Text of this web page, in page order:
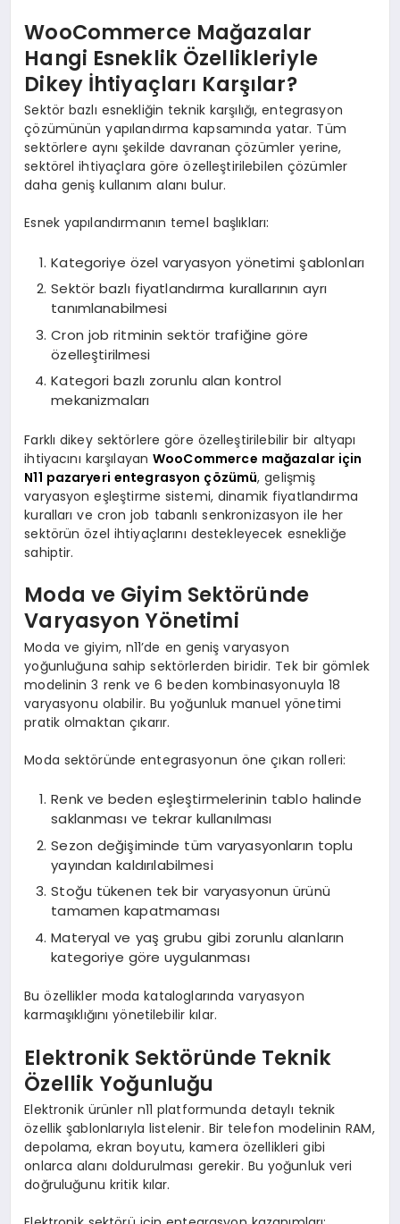
WooCommerce Mağazalar
Hangi Esneklik Özellikleriyle
Dikey İhtiyaçları Karşılar?
Sektör bazlı esnekliğin teknik karşılığı, entegrasyon
çözümünün yapılandırma kapsamında yatar. Tüm
sektörlere aynı şekilde davranan çözümler yerine,
sektörel ihtiyaçlara göre özelleştirilebilen çözümler
daha geniş kullanım alanı bulur.
Esnek yapılandırmanın temel başlıkları:
Kategoriye özel varyasyon yönetimi şablonları
Sektör bazlı fiyatlandırma kurallarının ayrı
tanımlanabilmesi
Cron job ritminin sektör trafiğine göre
özelleştirilmesi
Kategori bazlı zorunlu alan kontrol
mekanizmaları
Farklı dikey sektörlere göre özelleştirilebilir bir altyapı
ihtiyacını karşılayanWooCommerce mağazalar için
N11 pazaryeri entegrasyon çözümü, gelişmiş
varyasyon eşleştirme sistemi, dinamik fiyatlandırma
kuralları ve cron job tabanlı senkronizasyon ile her
sektörün özel ihtiyaçlarını destekleyecek esnekliğe
sahiptir.
Moda ve Giyim Sektöründe
Varyasyon Yönetimi
Moda ve giyim, n11’de en geniş varyasyon
yoğunluğuna sahip sektörlerden biridir. Tek bir gömlek
modelinin 3 renk ve 6 beden kombinasyonuyla 18
varyasyonu olabilir. Bu yoğunluk manuel yönetimi
pratik olmaktan çıkarır.
Moda sektöründe entegrasyonun öne çıkan rolleri:
Renk ve beden eşleştirmelerinin tablo halinde
saklanması ve tekrar kullanılması
Sezon değişiminde tüm varyasyonların toplu
yayından kaldırılabilmesi
Stoğu tükenen tek bir varyasyonun ürünü
tamamen kapatmaması
Materyal ve yaş grubu gibi zorunlu alanların
kategoriye göre uygulanması
Bu özellikler moda kataloglarında varyasyon
karmaşıklığını yönetilebilir kılar.
Elektronik Sektöründe Teknik
Özellik Yoğunluğu
Elektronik ürünler n11 platformunda detaylı teknik
özellik şablonlarıyla listelenir. Bir telefon modelinin RAM,
depolama, ekran boyutu, kamera özellikleri gibi
onlarca alanı doldurulması gerekir. Bu yoğunluk veri
doğruluğunu kritik kılar.